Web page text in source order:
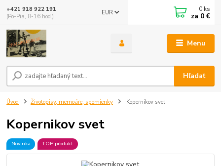
Menu
EUR
Hľadať
+421 918 922 191
(Po-Pia, 8-16 hod.)
0 ks
za 0 €
Úvod Životopisy, memoáre, spomienky Kopernikov svet
Kopernikov svet
Novinka TOP produkt